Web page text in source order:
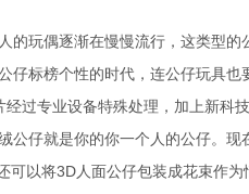
玩偶逐渐在慢慢流行，这类型的
仔标榜个性的时代，连公仔玩具也
过专业设备特殊处理，加上新科
公仔就是你的你一个人的公仔。现
以将3D人面公仔包装成花束作